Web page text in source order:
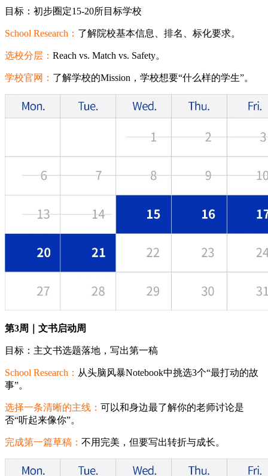
目标：初步圈定15-20所目标学校
School Research： 了解院校基本信息、排名、标化要求。
选校分层： Reach vs. Match vs. Safety。
学校官网： 了解学校的Mission，学校想要“什么样的学生”。
第3周｜文书启动周
目标：主文书选题落地，写出第一稿
School Research： 从头脑风暴Notebook中挑选3个“最打动的故
事”。
选择一条清晰的主线： 可以和身边最了解你的老师讨论是
否“听起来像你”。
完成第一篇草稿： 不用完美，但要写出转折与成长。